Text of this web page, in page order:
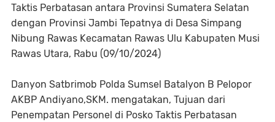
Taktis Perbatasan antara Provinsi Sumatera Selatan
dengan Provinsi Jambi Tepatnya di Desa Simpang
Nibung Rawas Kecamatan Rawas Ulu Kabupaten Musi
Rawas Utara, Rabu (09/10/2024)
Danyon Satbrimob Polda Sumsel Batalyon B Pelopor
AKBP Andiyano,SKM. mengatakan, Tujuan dari
Penempatan Personel di Posko Taktis Perbatasan